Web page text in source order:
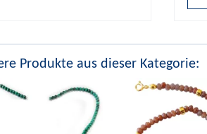
Produkte aus dieser Kategorie: